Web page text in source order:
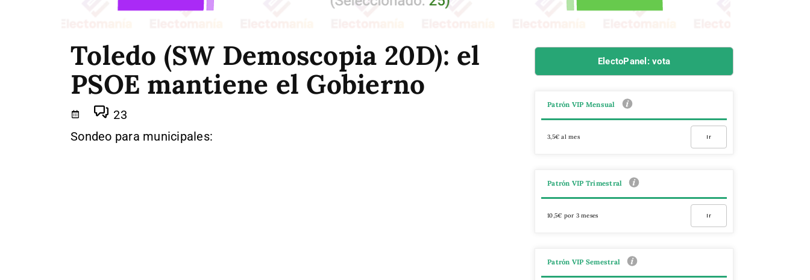
Toledo (SW Demoscopia 20D): el
PSOE mantiene el Gobierno
23
Sondeo para municipales:
ElectoPanel: vota
Patrón VIP Mensual
3,5€ al mes Ir
Patrón VIP Trimestral
10,5€ por 3 meses Ir
Patrón VIP Semestral